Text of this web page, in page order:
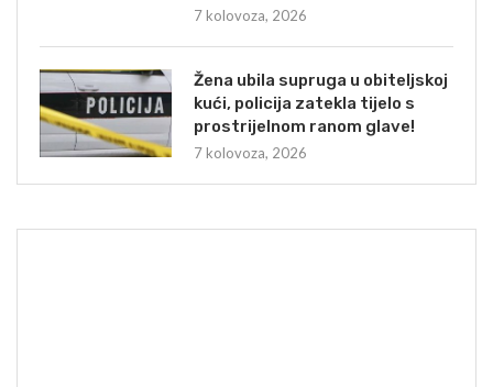
7 kolovoza, 2026
Žena ubila supruga u obiteljskoj
kući, policija zatekla tijelo s
prostrijelnom ranom glave!
7 kolovoza, 2026